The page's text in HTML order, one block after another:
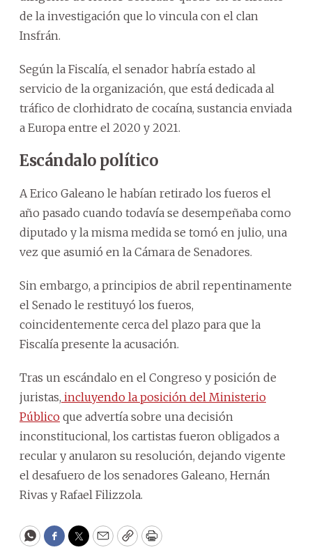
de la investigación que lo vincula con el clan
Insfrán.
Según la Fiscalía, el senador habría estado al
servicio de la organización, que está dedicada al
tráfico de clorhidrato de cocaína, sustancia enviada
a Europa entre el 2020 y 2021.
Escándalo político
A Erico Galeano le habían retirado los fueros el
año pasado cuando todavía se desempeñaba como
diputado y la misma medida se tomó en julio, una
vez que asumió en la Cámara de Senadores.
Sin embargo, a principios de abril repentinamente
el Senado le restituyó los fueros,
coincidentemente cerca del plazo para que la
Fiscalía presente la acusación.
Tras un escándalo en el Congreso y posición de
juristas, incluyendo la posición del Ministerio
Público que advertía sobre una decisión
inconstitucional, los cartistas fueron obligados a
recular y anularon su resolución, dejando vigente
el desafuero de los senadores Galeano, Hernán
Rivas y Rafael Filizzola.
WhatsApp
Facebook
Twitter
EmailCopyPrint